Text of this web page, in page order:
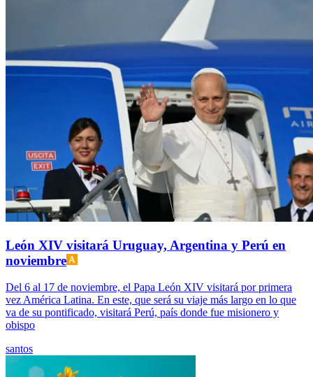
León XIV visitará Uruguay, Argentina y Perú en
noviembre
Del 6 al 17 de noviembre, el Papa León XIV visitará por primera
vez América Latina. En este, que será su viaje más largo en lo que
va de su pontificado, visitará Perú, país donde fue misionero y
obispo
santos